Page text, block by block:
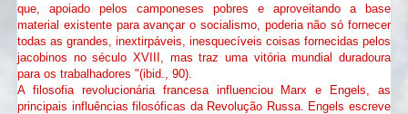
que, apoiado pelos camponeses pobres e aproveitando a base
material existente para avançar o socialismo, poderia não só fornecer
todas as grandes, inextirpáveis, inesquecíveis coisas fornecidas pelos
jacobinos no século XVIII, mas traz uma vitória mundial duradoura
para os trabalhadores "(ibid., 90).
A filosofia revolucionária francesa influenciou Marx e Engels, as
principais influências filosóficas da Revolução Russa. Engels escreve